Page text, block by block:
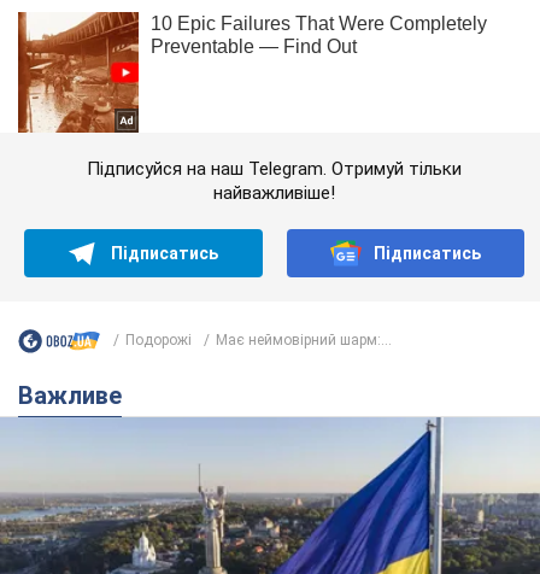
Підписуйся на наш Telegram. Отримуй тільки
найважливіше!
Підписатись Підписатись
Подорожі Має неймовірний шарм:...
Важливе